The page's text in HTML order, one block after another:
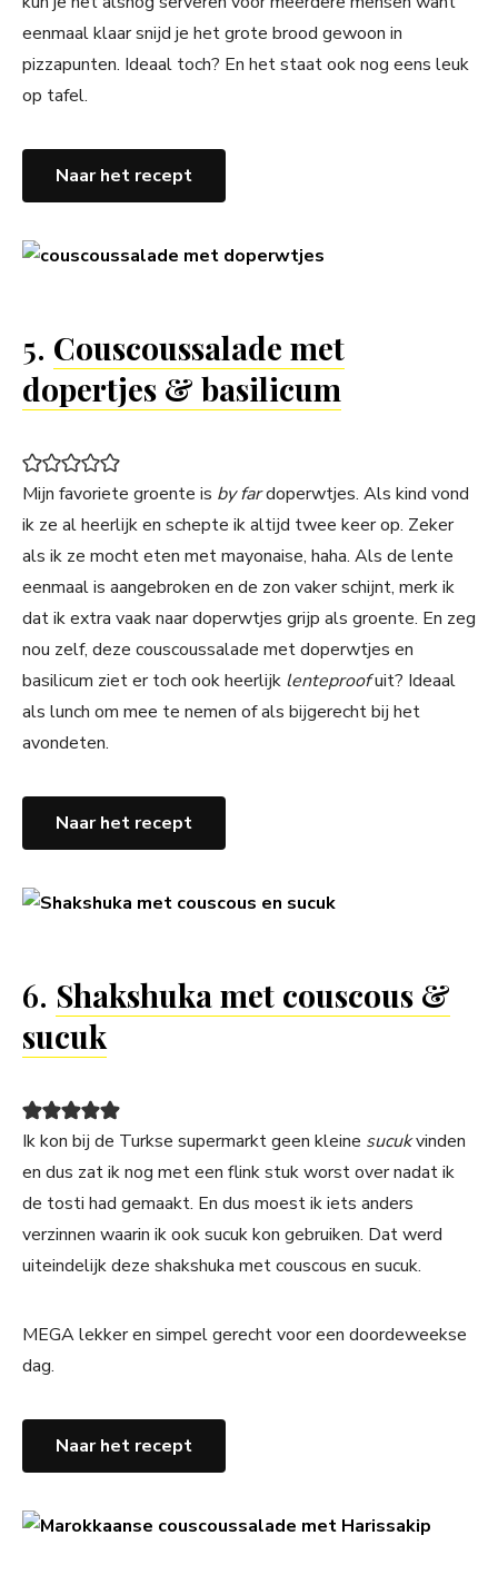
eenmaal klaar snijd je het grote brood gewoon in
pizzapunten. Ideaal toch? En het staat ook nog eens leuk
op tafel.
Naar het recept
5. Couscoussalade met
dopertjes & basilicum
Mijn favoriete groente is by fardoperwtjes. Als kind vond
ik ze al heerlijk en schepte ik altijd twee keer op. Zeker
als ik ze mocht eten met mayonaise, haha. Als de lente
eenmaal is aangebroken en de zon vaker schijnt, merk ik
dat ik extra vaak naar doperwtjes grijp als groente. En zeg
nou zelf, deze couscoussalade met doperwtjes en
basilicum ziet er toch ook heerlijk lenteproofuit? Ideaal
als lunch om mee te nemen of als bijgerecht bij het
avondeten.
Naar het recept
6. Shakshuka met couscous &
sucuk
Ik kon bij de Turkse supermarkt geen kleine sucukvinden
en dus zat ik nog met een flink stuk worst over nadat ik
de tosti had gemaakt. En dus moest ik iets anders
verzinnen waarin ik ook sucuk kon gebruiken. Dat werd
uiteindelijk deze shakshuka met couscous en sucuk.
MEGA lekker en simpel gerecht voor een doordeweekse
dag.
Naar het recept